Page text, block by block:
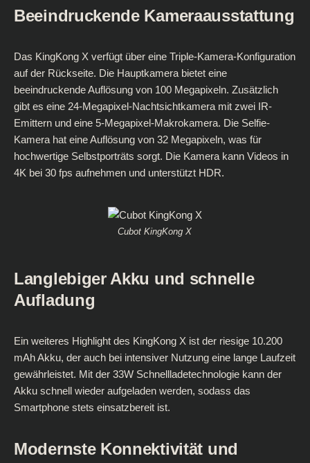
Beeindruckende Kameraausstattung
Das KingKong X verfügt über eine Triple-Kamera-Konfiguration
auf der Rückseite. Die Hauptkamera bietet eine
beeindruckende Auflösung von 100 Megapixeln. Zusätzlich
gibt es eine 24-Megapixel-Nachtsichtkamera mit zwei IR-
Emittern und eine 5-Megapixel-Makrokamera. Die Selfie-
Kamera hat eine Auflösung von 32 Megapixeln, was für
hochwertige Selbstporträts sorgt. Die Kamera kann Videos in
4K bei 30 fps aufnehmen und unterstützt HDR.
Cubot KingKong X
Langlebiger Akku und schnelle
Aufladung
Ein weiteres Highlight des KingKong X ist der riesige 10.200
mAh Akku, der auch bei intensiver Nutzung eine lange Laufzeit
gewährleistet. Mit der 33W Schnellladetechnologie kann der
Akku schnell wieder aufgeladen werden, sodass das
Smartphone stets einsatzbereit ist.
Modernste Konnektivität und